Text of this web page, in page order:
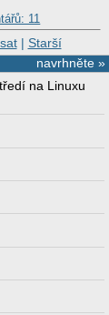
11
| Starší
navrhněte »
na Linuxu